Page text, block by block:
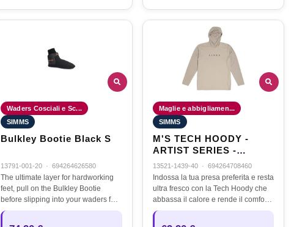
Waders Cosciali e Sc...
SIMMS
Bulkley Bootie Black S
13791-001-20 · 694264626580
The ultimate layer for hardworking
feet, pull on the Bulkley Bootie
before slipping into your waders for
added comfort and warmth in the
Maglie e abbigliamen...
SIMMS
M'S TECH HOODY -
ARTIST SERIES -
LUNAR GRAY CHAR -
TG.L
13521-1439-40 · 694264708460
Indossa la tua presa preferita e resta
ultra fresco con la Tech Hoody che
abbassa il calore e rende il comfort
con una formula di tessuto che